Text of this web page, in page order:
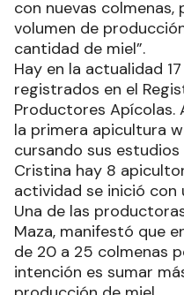
con nuevas
volumen de
cantidad de miel”.
Hay en la actualidad
registrados en el
Productores Apícolas.
la primera apicultura
cursando sus estudios
Cristina hay 8
actividad se inició con
Una de las
Maza, manifestó que
de 20 a 25 colmenas
intención es sumar